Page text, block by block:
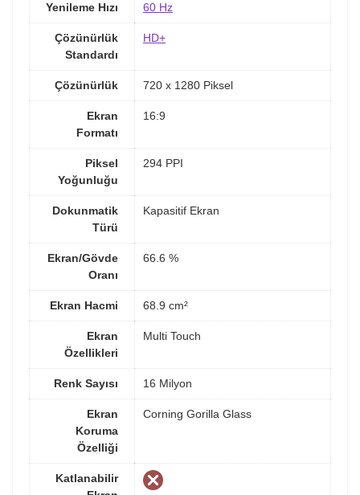
Yenileme Hızı 60 Hz
Çözünürlük
Standardı
HD+
Çözünürlük 720 x 1280 Piksel
Ekran
Formatı
16:9
Piksel
Yoğunluğu
294 PPI
Dokunmatik
Türü
Kapasitif Ekran
Ekran/Gövde
Oranı
66.6 %
Ekran Hacmi 68.9 cm²
Ekran
Özellikleri
Multi Touch
Renk Sayısı 16 Milyon
Ekran
Koruma
Özelliği
Corning Gorilla Glass
Katlanabilir